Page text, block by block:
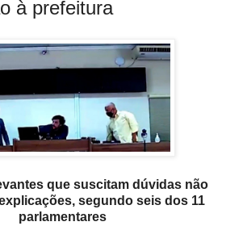
à prefeitura
que suscitam dúvidas não
segundo seis dos 11
parlamentares